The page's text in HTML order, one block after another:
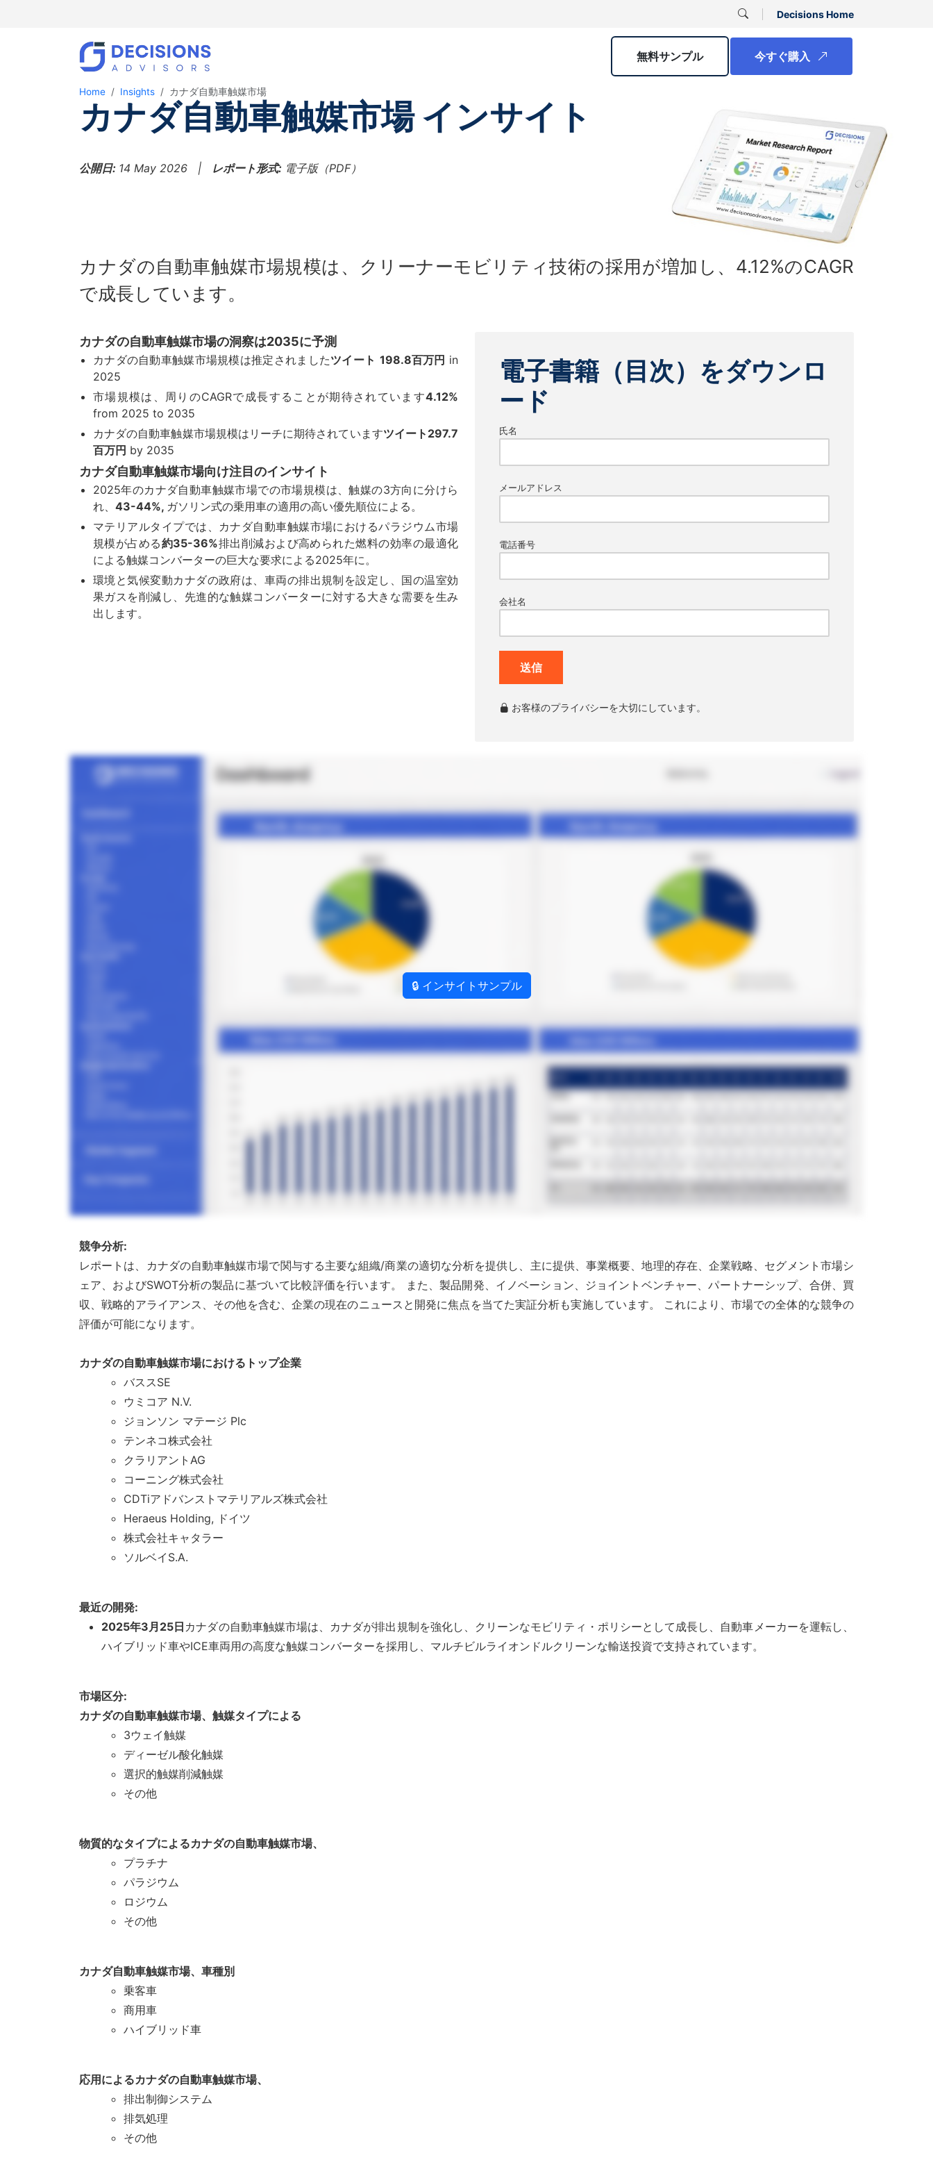
Decisions Home
無料サンプル 今すぐ購入
Home Insights カナダ自動車触媒市場
カナダ自動車触媒市場 インサイト
公開日: 14 May 2026 | レポート形式: 電子版（PDF）
カナダの自動車触媒市場規模は、クリーナーモビリティ技術の採用が増加し、4.12%のCAGR
で成長しています。
カナダの自動車触媒市場の洞察は2035に予測
カナダの自動車触媒市場規模は推定されましたツイート 198.8百万円 in
2025
市場規模は、周りのCAGRで成長することが期待されています4.12%
from 2025 to 2035
カナダの自動車触媒市場規模はリーチに期待されていますツイート 297.7
百万円 by 2035
カナダ自動車触媒市場向け注目のインサイト
2025年のカナダ自動車触媒市場での市場規模は、触媒の3方向に分けら
れ、 43-44%, ガソリン式の乗用車の適用の高い優先順位による。
マテリアルタイプでは、カナダ自動車触媒市場におけるパラジウム市場
規模が占める約35-36%排出削減および高められた燃料の効率の最適化
による触媒コンバーターの巨大な要求による2025年に。
環境と気候変動カナダの政府は、車両の排出規制を設定し、国の温室効
果ガスを削減し、先進的な触媒コンバーターに対する大きな需要を生み
出します。
電子書籍（目次）をダウンロ
ード
氏名
メールアドレス
電話番号
会社名
送信
お客様のプライバシーを大切にしています。
🔒 インサイトサンプル
競争分析:
レポートは、カナダの自動車触媒市場で関与する主要な組織/商業の適切な分析を提供し、主に提供、事業概要、地理的存在、企業戦略、セグメント市場シ
ェア、およびSWOT分析の製品に基づいて比較評価を行います。 また、製品開発、イノベーション、ジョイントベンチャー、パートナーシップ、合併、買
収、戦略的アライアンス、その他を含む、企業の現在のニュースと開発に焦点を当てた実証分析も実施しています。 これにより、市場での全体的な競争の
評価が可能になります。
カナダの自動車触媒市場におけるトップ企業
バススSE
ウミコア N.V.
ジョンソン マテージ Plc
テンネコ株式会社
クラリアントAG
コーニング株式会社
CDTiアドバンストマテリアルズ株式会社
Heraeus Holding, ドイツ
株式会社キャタラー
ソルベイS.A.
最近の開発:
2025年3月25日 カナダの自動車触媒市場は、カナダが排出規制を強化し、クリーンなモビリティ・ポリシーとして成長し、自動車メーカーを運転し、
ハイブリッド車やICE車両用の高度な触媒コンバーターを採用し、マルチビルライオンドルクリーンな輸送投資で支持されています。
市場区分:
カナダの自動車触媒市場、触媒タイプによる
3ウェイ触媒
ディーゼル酸化触媒
選択的触媒削減触媒
その他
物質的なタイプによるカナダの自動車触媒市場、
プラチナ
パラジウム
ロジウム
その他
カナダ自動車触媒市場、車種別
乗客車
商用車
ハイブリッド車
応用によるカナダの自動車触媒市場、
排出制御システム
排気処理
その他